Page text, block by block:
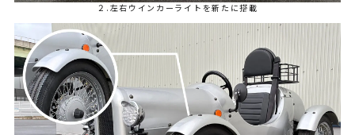
２.左右ウインカーライトを新たに搭載